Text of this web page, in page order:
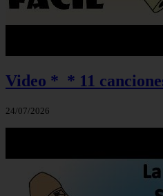
Video *_* 11
24/07/2026